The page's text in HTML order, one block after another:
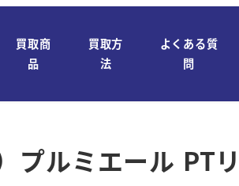
買取商
品
買取方
法
よくある質
問
プルミエール PT